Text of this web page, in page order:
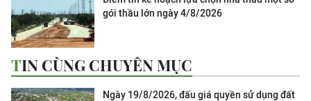
gói thầu lớn ngày 4/8/2026
TIN CÙNG CHUYÊN MỤC
Ngày 19/8/2026, đấu giá quyền sử dụng đất